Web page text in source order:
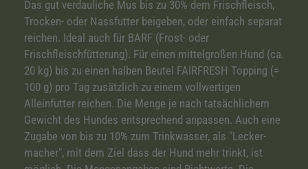
Das gut verdauliche Mus bis zu 30% dem Frischfleisch,
Trocken- oder Nassfutter beigeben, oder einfach separat
reichen. Ideal auch für BARF (Frost- oder
Frischfleischfütterung). Für einen mittelgroßen Hund (ca.
20 kg) bis zu einen halben Beutel FAIRFRESH Topping (=
100 g) pro Tag zusätzlich zu einem vollwertigen
Alleinfutter reichen. Die Menge je nach tatsächlichem
Gewicht des Hundes entsprechend anpassen. Auch eine
Zugabe von bis zu 10% zum Trinkwasser, als "Lecker-
macher", mit dem Ziel dass der Hund mehr trinkt, ist